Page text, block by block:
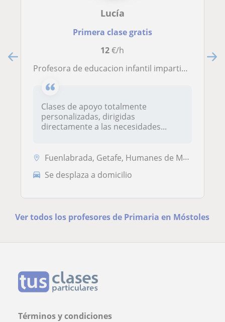
Lucía
Primera clase gratis
12€/h
Profesora de educacion infantil impartiendo clases de apoyo a alumnos de primaria más de 8 años
Clases de apoyo totalmente
personalizadas, dirigidas
directamente a las necesidades...
Fuenlabrada, Getafe, Humanes de Madrid, Leganés, Móstoles, Alcorcón
Se desplaza a domicilio
Ver todos los profesores de Primaria en Móstoles
Términos y condiciones